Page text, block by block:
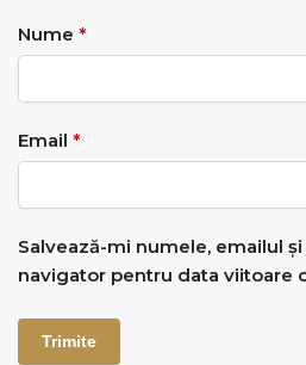
Nume *
Email *
Salvează-mi numele, emailul
navigator pentru data viitoare